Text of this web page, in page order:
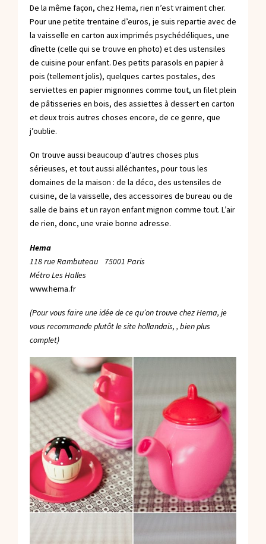
De la même façon, chez Hema, rien n’est vraiment cher.
Pour une petite trentaine d’euros, je suis repartie avec de
la vaisselle en carton aux imprimés psychédéliques, une
dînette (celle qui se trouve en photo) et des ustensiles
de cuisine pour enfant. Des petits parasols en papier à
pois (tellement jolis), quelques cartes postales, des
serviettes en papier mignonnes comme tout, un filet plein
de pâtisseries en bois, des assiettes à dessert en carton
et deux trois autres choses encore, de ce genre, que
j’oublie.
On trouve aussi beaucoup d’autres choses plus
sérieuses, et tout aussi alléchantes, pour tous les
domaines de la maison : de la déco, des ustensiles de
cuisine, de la vaisselle, des accessoires de bureau ou de
salle de bains et un rayon enfant mignon comme tout. L’air
de rien, donc, une vraie bonne adresse.
Hema
118 rue Rambuteau 75001 Paris
Métro Les Halles
www.hema.fr
(Pour vous faire une idée de ce qu’on trouve chez Hema, je
vous recommande plutôtle site hollandais, , bien plus
complet)